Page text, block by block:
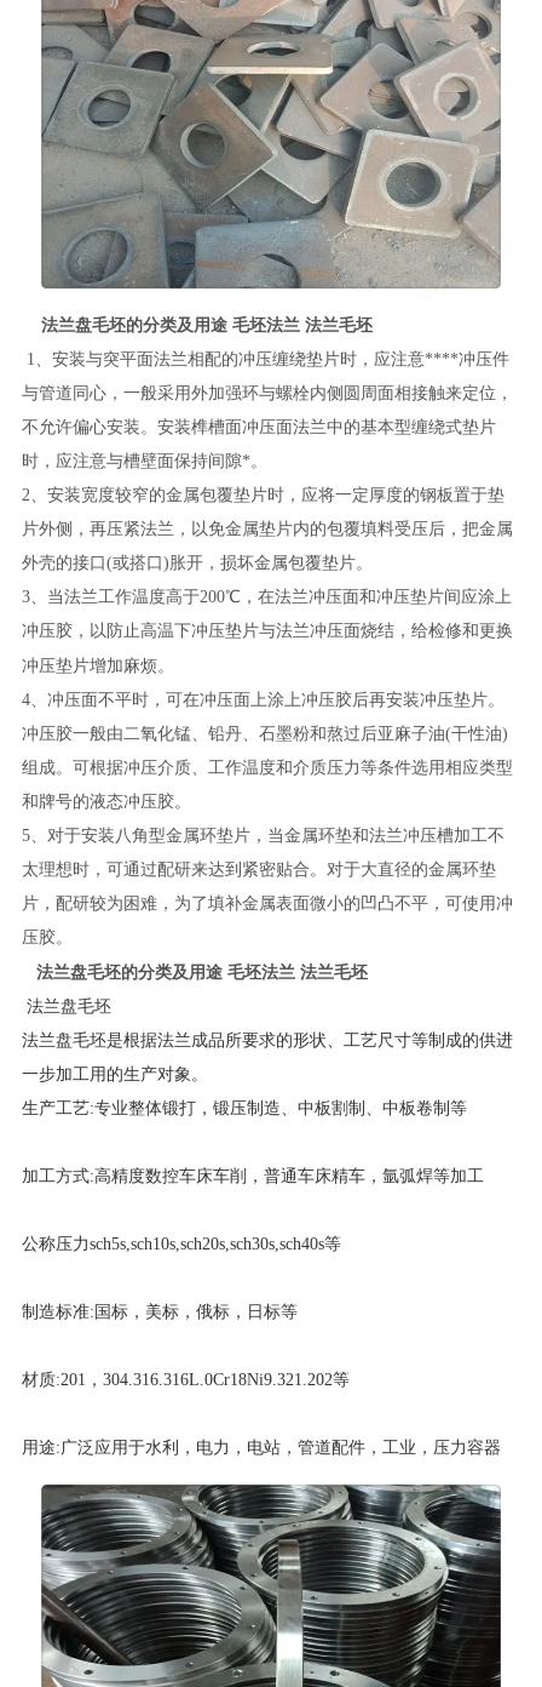
法兰盘毛坯的分类及用途 毛坯法兰 法兰毛坯
1、安装与突平面法兰相配的冲压缠绕垫片时，应注意****冲压件
与管道同心，一般采用外加强环与螺栓内侧圆周面相接触来定位，
不允许偏心安装。安装榫槽面冲压面法兰中的基本型缠绕式垫片
时，应注意与槽壁面保持间隙*。
2、安装宽度较窄的金属包覆垫片时，应将一定厚度的钢板置于垫
片外侧，再压紧法兰，以免金属垫片内的包覆填料受压后，把金属
外壳的接口(或搭口)胀开，损坏金属包覆垫片。
3、当法兰工作温度高于200℃，在法兰冲压面和冲压垫片间应涂上
冲压胶，以防止高温下冲压垫片与法兰冲压面烧结，给检修和更换
冲压垫片增加麻烦。
4、冲压面不平时，可在冲压面上涂上冲压胶后再安装冲压垫片。
冲压胶一般由二氧化锰、铅丹、石墨粉和熬过后亚麻子油(干性油)
组成。可根据冲压介质、工作温度和介质压力等条件选用相应类型
和牌号的液态冲压胶。
5、对于安装八角型金属环垫片，当金属环垫和法兰冲压槽加工不
太理想时，可通过配研来达到紧密贴合。对于大直径的金属环垫
片，配研较为困难，为了填补金属表面微小的凹凸不平，可使用冲
压胶。
法兰盘毛坯的分类及用途 毛坯法兰 法兰毛坯
法兰盘毛坯
法兰盘毛坯是根据法兰成品所要求的形状、工艺尺寸等制成的供进
一步加工用的生产对象。
生产工艺:专业整体锻打，锻压制造、中板割制、中板卷制等
加工方式:高精度数控车床车削，普通车床精车，氩弧焊等加工
公称压力sch5s,sch10s,sch20s,sch30s,sch40s等
制造标准:国标，美标，俄标，日标等
材质:201，304.316.316L.0Cr18Ni9.321.202等
用途:广泛应用于水利，电力，电站，管道配件，工业，压力容器